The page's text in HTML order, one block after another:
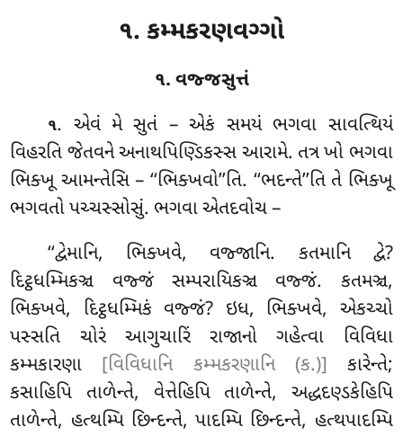
૧. કમ્મકરણવગ્ગો
૧. વજ્જસુત્તં
૧. એવં મે સુતં – એકં સમયં ભગવા સાવત્થિયં
વિહરતિ જેતવને અનાથપિણ્ડિકસ્સ આરામે. તત્ર ખો ભગવા
ભિક્ખૂ આમન્તેસિ – ‘‘ભિક્ખવો’’તિ. ‘‘ભદન્તે’’તિ તે ભિક્ખૂ
ભગવતો પચ્ચસ્સોસું. ભગવા એતદવોચ –
‘‘દ્વેમાનિ, ભિક્ખવે, વજ્જાનિ. કતમાનિ દ્વે?
દિટ્ઠધમ્મિકઞ્ચ વજ્જં સમ્પરાયિકઞ્ચ વજ્જં. કતમઞ્ચ,
ભિક્ખવે, દિટ્ઠધમ્મિકં વજ્જં? ઇધ, ભિક્ખવે, એકચ્ચો
પસ્સતિ ચોરં આગુચારિં રાજાનો ગહેત્વા વિવિધા
કમ્મકારણા [વિવિધાનિ કમ્મકરણાનિ (ક.)] કારેન્તે;
કસાહિપિ તાળેન્તે, વેત્તેહિપિ તાળેન્તે, અદ્ધદણ્ડકેહિપિ
તાળેન્તે, હત્થમ્પિ છિન્દન્તે, પાદમ્પિ છિન્દન્તે, હત્થપાદમ્પિ